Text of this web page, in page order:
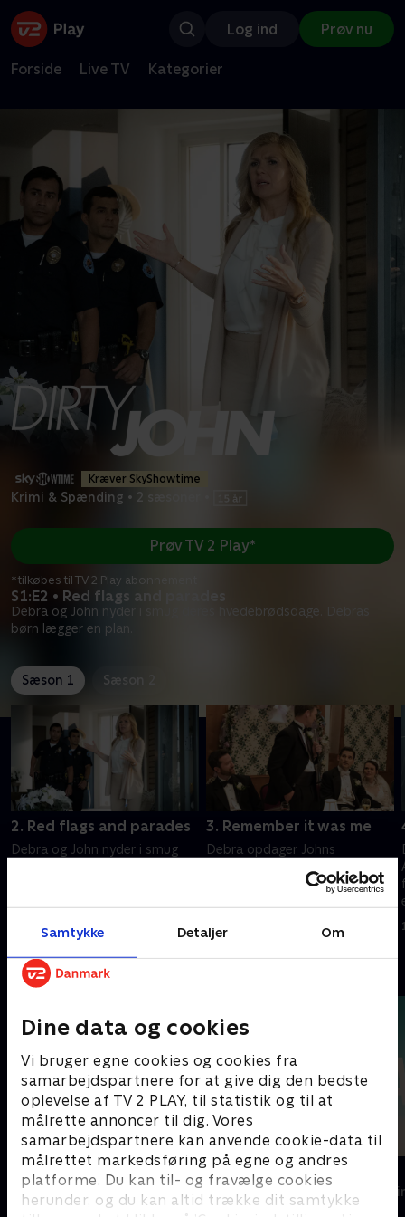
Samtykke Detaljer Om
Dine data og cookies
Vi bruger egne cookies og cookies fra
samarbejdspartnere for at give dig den bedste
oplevelse af TV 2 PLAY, til statistik og til at
målrette annoncer til dig. Vores
samarbejdspartnere kan anvende cookie-data til
målrettet markedsføring på egne og andres
platforme. Du kan til- og fravælge cookies
herunder, og du kan altid trække dit samtykke
Log ind Prøv nu
Forside Live TV Kategorier
Kræver SkyShowtime
Krimi & Spænding • 2 sæsoner
S1:E2 • Red flags and parades
Debra og John nyder i smug deres hvedebrødsdage. Debras
børn lægger en plan.
Prøv TV 2 Play*
*tilkøbes til TV 2 Play abonnement
Sæson 1 Sæson 2
2. Red flags and parades
Debra og John nyder i smug
15. juli 2025 • 45 min
3. Remember it was me
Debra opdager Johns
næste træk. Tilbage i tiden
15. juli 2025 • 46 min
Andre så også
Top Dog
Krimi & Spænding • 1 sæsoner
The Au Pair
Krimi &